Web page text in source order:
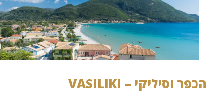
הכפר וסיליקי – VASILIKI